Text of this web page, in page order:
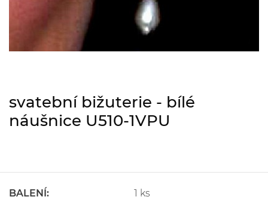
svatební bižuterie - bílé
náušnice U510-1VPU
BALENÍ: 1 ks